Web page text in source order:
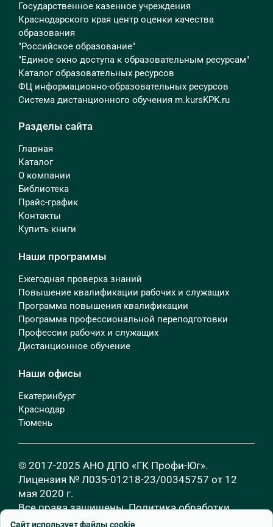
Государственное казенное учреждения
Краснодарского края центр оценки качества
образования
"Российское образование"
"Единое окно доступа к образовательным ресурсам"
Каталог образовательных ресурсов
ФЦ информационно-образовательных ресурсов
Система дистанционного обучения m.kursKPK.ru
Разделы сайта
Главная
Каталог
О компании
Библиотека
Прайс-график
Контакты
Купить книги
Наши программы
Ежегодная проверка знаний
Повышение квалификации рабочих и служащих
Программа повышения квалификации
Программа профессиональной переподготовки
Профессии рабочих и служащих
Дистанционное обучение
Наши офисы
Екатеринбург
Краснодар
Тюмень
© 2017-2025 АНО ДПО «ГК Профи-Юг».
Лицензия № Л035-01218-23/00345757 от 12
мая 2020 г.
Все права защищены.Политика обработки
персональных данных
Сайт использует файлы cookie